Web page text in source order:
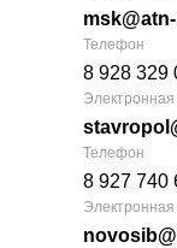
Телефон
8 928 329
Электронная
Телефон
8 927 740
Электронная